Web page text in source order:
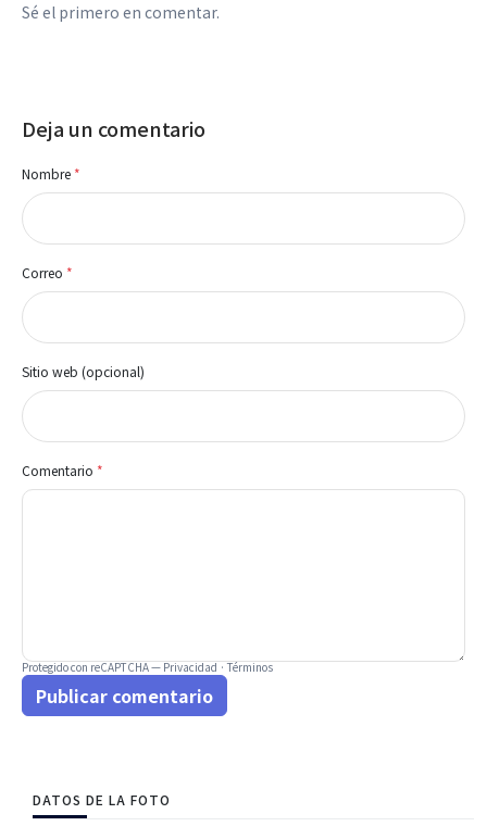
Sé el primero en comentar.
Deja un comentario
Nombre *
Correo *
Sitio web (opcional)
Comentario *
Protegido con reCAPTCHA —Privacidad·Términos
Publicar comentario
DATOS DE LA FOTO